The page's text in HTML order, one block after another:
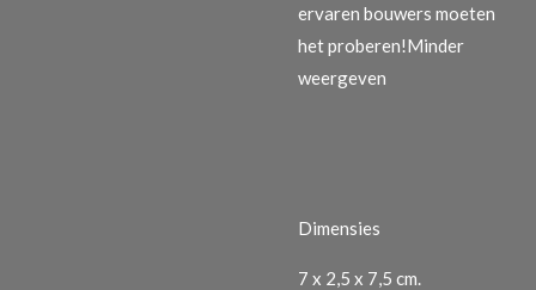
ervaren bouwers moeten
het proberen!Minder
weergeven
Dimensies
7 x 2,5 x 7,5 cm.